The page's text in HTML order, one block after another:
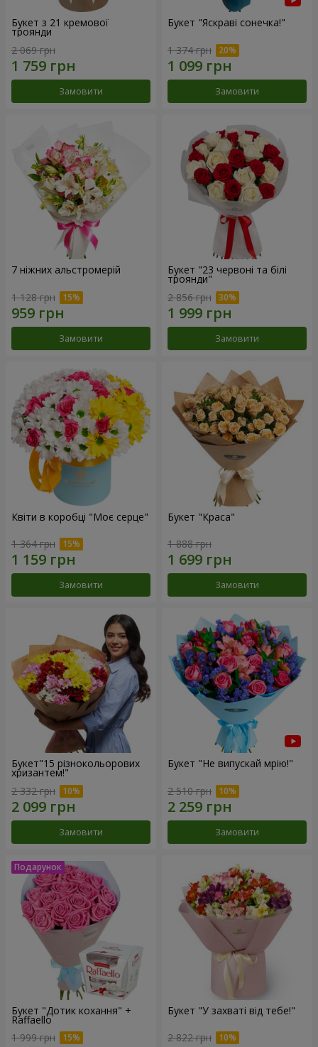
Букет з 21 кремової
троянди
2 069 грн
Замовити
Букет "Яскраві сонечка!"
1 374 грн
Замовити
7 ніжних альстромерій
1 128 грн
Замовити
Букет "23 червоні та білі
троянди"
2 856 грн
Замовити
Квіти в коробці "Моє серце"
1 364 грн
Замовити
Букет "Краса"
1 888 грн
Замовити
Букет"15 різнокольорових
хризантем!"
2 332 грн
Замовити
Букет "Не випускай мрію!"
2 510 грн
Замовити
Букет "Дотик кохання" +
Raffaello
1 999 грн
Букет "У захваті від тебе!"
2 822 грн